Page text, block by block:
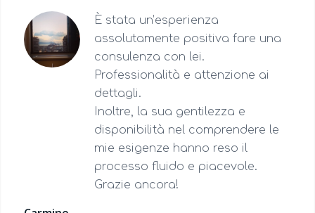
È stata un’esperienza
assolutamente positiva fare una
consulenza con lei.
Professionalità e attenzione ai
dettagli.
Inoltre, la sua gentilezza e
disponibilità nel comprendere le
mie esigenze hanno reso il
processo fluido e piacevole.
Grazie ancora!